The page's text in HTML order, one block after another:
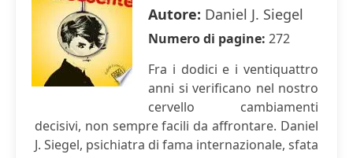
Autore: Daniel J. Siegel
Numero di pagine: 272
Fra i dodici e i ventiquattro
anni si verificano nel nostro
cervello cambiamenti
decisivi, non sempre facili da affrontare. Daniel
J. Siegel, psichiatra di fama internazionale, sfata